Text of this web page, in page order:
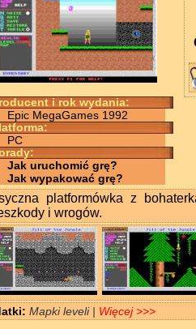
i rok wydania:
Epic MegaGames 1992
PC
Jak uruchomić grę?
Jak wypakować grę?
platformówka z
i wrogów.
Mapki leveli | Więcej >>>